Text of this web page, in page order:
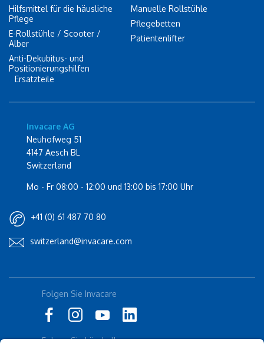
Hilfsmittel für die häusliche
Pflege
E-Rollstühle / Scooter /
Alber
Anti-Dekubitus- und
Positionierungshilfen
Manuelle Rollstühle
Pflegebetten
Patientenlifter
Ersatzteile
Invacare AG
Neuhofweg 51
4147 Aesch BL
Switzerland
Mo - Fr 08:00 - 12:00 und 13:00 bis 17:00 Uhr
+41 (0) 61 487 70 80
switzerland@invacare.com
Folgen Sie Invacare
Folgen Sie küschall
Rolli-Community
küschall